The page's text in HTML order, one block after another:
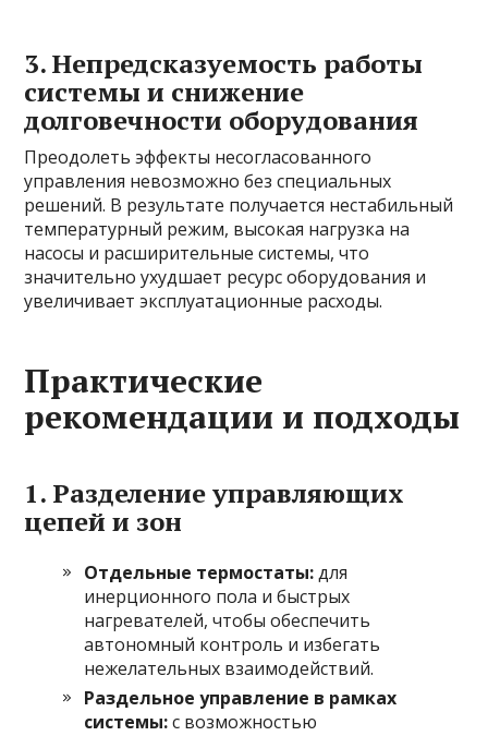
3. Непредсказуемость работы
системы и снижение
долговечности оборудования
Преодолеть эффекты несогласованного
управления невозможно без специальных
решений. В результате получается нестабильный
температурный режим, высокая нагрузка на
насосы и расширительные системы, что
значительно ухудшает ресурс оборудования и
увеличивает эксплуатационные расходы.
Практические
рекомендации и подходы
1. Разделение управляющих
цепей и зон
Отдельные термостаты:для
инерционного пола и быстрых
нагревателей, чтобы обеспечить
автономный контроль и избегать
нежелательных взаимодействий.
Раздельное управление в рамках
системы:с возможностью